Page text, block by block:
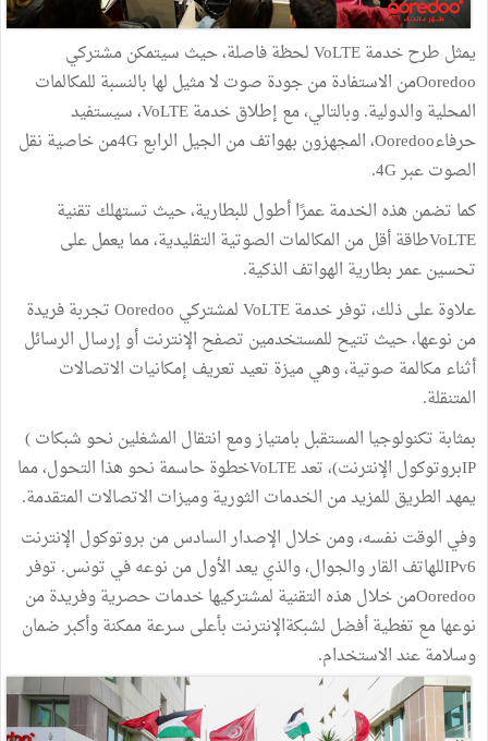
يمثل طرح خدمة VoLTE لحظة فاصلة، حيث سيتمكن مشتركي
Ooredooمن الاستفادة من جودة صوت لا مثيل لها بالنسبة للمكالمات
المحلية والدولية. وبالتالي، مع إطلاق خدمة VoLTE، سيستفيد
حرفاءOoredoo، المجهزون بهواتف من الجيل الرابع 4Gمن خاصية نقل
الصوت عبر 4G.
كما تضمن هذه الخدمة عمرًا أطول للبطارية، حيث تستهلك تقنية
VoLTEطاقة أقل من المكالمات الصوتية التقليدية، مما يعمل على
تحسين عمر بطارية الهواتف الذكية.
علاوة على ذلك، توفر خدمة VoLTE لمشتركي Ooredoo تجربة فريدة
من نوعها، حيث تتيح للمستخدمين تصفح الإنترنت أو إرسال الرسائل
أثناء مكالمة صوتية، وهي ميزة تعيد تعريف إمكانيات الاتصالات
المتنقلة.
بمثابة تكنولوجيا المستقبل بامتياز ومع انتقال المشغلين نحو شبكات )
IPبروتوكول الإنترنت)، تعد VoLTEخطوة حاسمة نحو هذا التحول، مما
يمهد الطريق للمزيد من الخدمات الثورية وميزات الاتصالات المتقدمة.
وفي الوقت نفسه، ومن خلال الإصدار السادس من بروتوكول الإنترنت
IPv6للهاتف القار والجوال، والذي يعد الأول من نوعه في تونس. توفر
Ooredooمن خلال هذه التقنية لمشتركيها خدمات حصرية وفريدة من
نوعها مع تغطية أفضل لشبكةالإنترنت بأعلى سرعة ممكنة وأكبر ضمان
وسلامة عند الاستخدام.